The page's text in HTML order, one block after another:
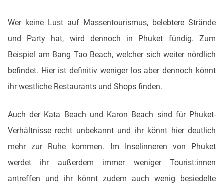
Wer keine Lust auf Massentourismus, belebtere Strände
und Party hat, wird dennoch in Phuket fündig. Zum
Beispiel am Bang Tao Beach, welcher sich weiter nördlich
befindet. Hier ist definitiv weniger los aber dennoch könnt
ihr westliche Restaurants und Shops finden.
Auch der Kata Beach und Karon Beach sind für Phuket-
Verhältnisse recht unbekannt und ihr könnt hier deutlich
mehr zur Ruhe kommen. Im Inselinneren von Phuket
werdet ihr außerdem immer weniger Tourist:innen
antreffen und ihr könnt zudem auch wenig besiedelte